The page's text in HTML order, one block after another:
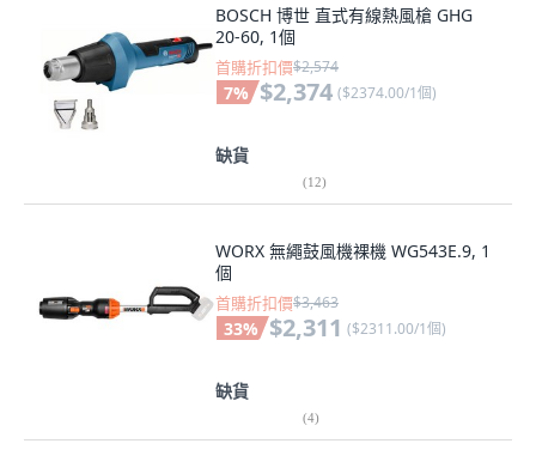
BOSCH 博世 直式有線熱風槍 GHG
20-60, 1個
首購折扣價$2,574
7% $2,374 ($2374.00/1個)
缺貨
(12)
WORX 無繩鼓風機裸機 WG543E.9, 1
個
首購折扣價$3,463
33% $2,311 ($2311.00/1個)
缺貨
(4)